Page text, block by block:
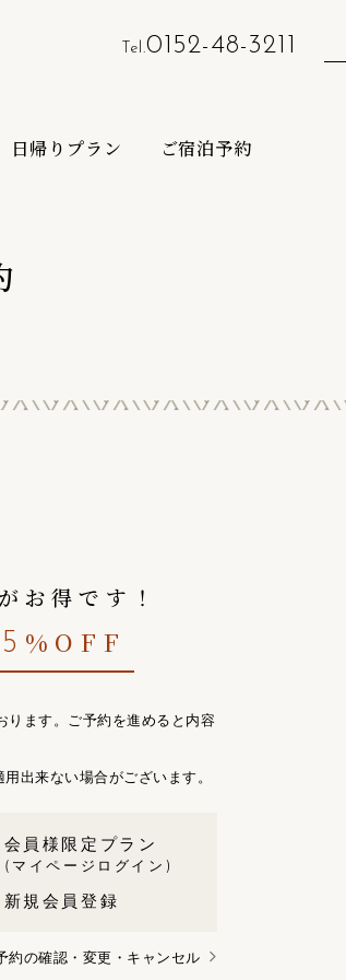
日帰りプラン ご宿泊予約
Tel.0152-48-3211
お得です！
5 %OFF
ります。ご予約を進めると内容
出来ない場合がございます。
会員様限定プラン
(マイページログイン)
新規会員登録
約の確認・変更・キャンセル